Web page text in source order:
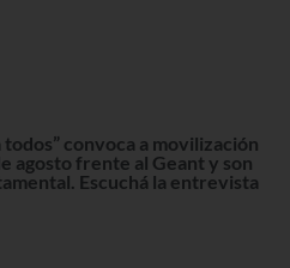
convoca a movilización
agosto frente al Geant y son
Escuchá la entrevista